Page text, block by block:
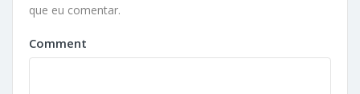
que eu comentar.
Comment